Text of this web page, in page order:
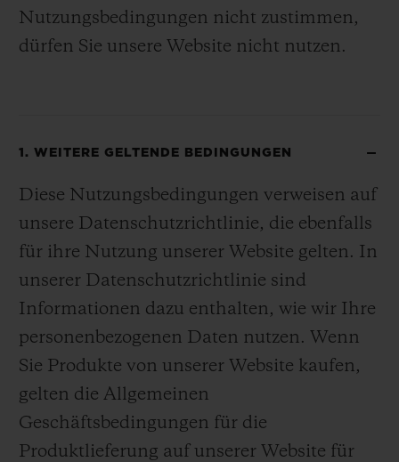
Nutzungsbedingungen nicht zustimmen,
dürfen Sie unsere Website nicht nutzen.
1. WEITERE GELTENDE BEDINGUNGEN
Diese Nutzungsbedingungen verweisen auf
unsere Datenschutzrichtlinie, die ebenfalls
für ihre Nutzung unserer Website gelten. In
unserer Datenschutzrichtlinie sind
Informationen dazu enthalten, wie wir Ihre
personenbezogenen Daten nutzen. Wenn
Sie Produkte von unserer Website kaufen,
gelten die Allgemeinen
Geschäftsbedingungen für die
Produktlieferung auf unserer Website für